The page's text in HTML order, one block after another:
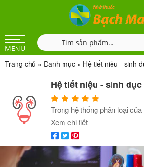
MENU
Trang chủ » Danh mục » Hệ tiết niệu - sinh
Hệ tiết niệu - sinh dục
Trong hệ thống phân loại
Xem chi tiết